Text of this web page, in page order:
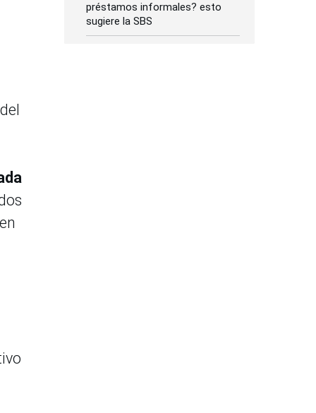
préstamos informales? esto
sugiere la SBS